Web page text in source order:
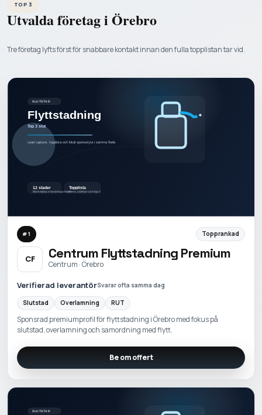
TOP 3
Utvalda företag i Örebro
Tre företag lyfts först för snabbare kontakt innan den fulla topplistan tar vid.
#1 Topprankad
CF Centrum Flyttstadning Premium
Centrum · Örebro
Verifierad leverantörSvarar ofta samma dag
Slutstad Overlamning RUT
Sponsrad premiumprofil för flyttstadning i Örebro med fokus på
slutstad, overlamning och samordning med flytt.
Be om offert